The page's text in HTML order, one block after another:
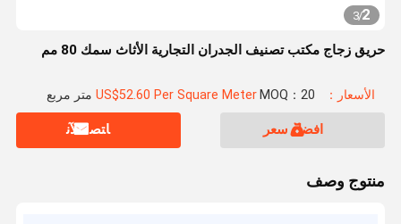
2
/
3
حريق زجاج مكتب تصنيف الجدران التجارية الأثاث سمك 80 مم
الأسعار：US$52.60 Per Square Meter MOQ：20 متر مربع
افضل سعر ﺎﺘﺼﻟ ﺍﻶﻧ
منتوج وصف